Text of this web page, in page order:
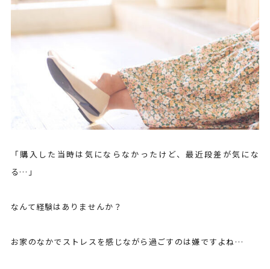
施工完了までの流れ
Works
FAQ
よくあるご質問
Information
お知らせ・マガジン
Contact
お問い合わせ
「購入した当時は気にならなかったけど、最近段差が気にな
る…」
なんて経験はありませんか？
お家のなかでストレスを感じながら過ごすのは嫌ですよね…